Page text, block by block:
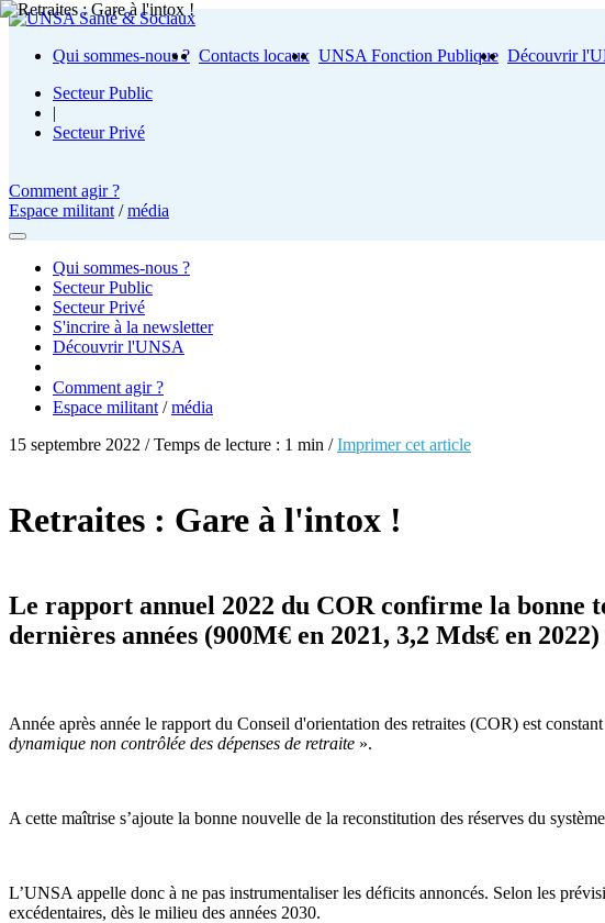
Qui sommes-nous ? Contacts locaux UNSA Fonction Publique Découvrir
Secteur Public
|
Secteur Privé
Comment agir ?
Espace militant /média
Qui sommes-nous ?
Secteur Public
Secteur Privé
S'incrire à la newsletter
Découvrir l'UNSA
Comment agir ?
Espace militant /média
15 septembre 2022 / Temps de lecture : 1 min /Imprimer cet article
Retraites : Gare à l'intox !
Le rapport annuel 2022 du COR confirme la bonne
dernières années (900M€ en 2021, 3,2 Mds€ en
Année après année le rapport du Conseil d'orientation des retraites (COR) est
dynamique non contrôlée des dépenses de retraite ».
A cette maîtrise s’ajoute la bonne nouvelle de la reconstitution des réserves du
L’UNSA appelle donc à ne pas instrumentaliser les déficits annoncés. Selon les
excédentaires, dès le milieu des années 2030.